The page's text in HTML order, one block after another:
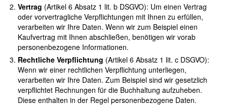
Vertrag (Artikel 6 Absatz 1 lit. b DSGVO): Um einen Vertrag
oder vorvertragliche Verpflichtungen mit Ihnen zu erfüllen,
verarbeiten wir Ihre Daten. Wenn wir zum Beispiel einen
Kaufvertrag mit Ihnen abschließen, benötigen wir vorab
personenbezogene Informationen.
Rechtliche Verpflichtung (Artikel 6 Absatz 1 lit. c DSGVO):
Wenn wir einer rechtlichen Verpflichtung unterliegen,
verarbeiten wir Ihre Daten. Zum Beispiel sind wir gesetzlich
verpflichtet Rechnungen für die Buchhaltung aufzuheben.
Diese enthalten in der Regel personenbezogene Daten.